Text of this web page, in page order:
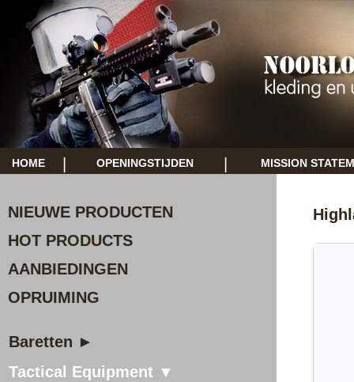
HOME OPENINGSTIJDEN MISSION
NIEUWE PRODUCTEN
HOT PRODUCTS
AANBIEDINGEN
OPRUIMING
Baretten ►
Tactical Equipment ▼